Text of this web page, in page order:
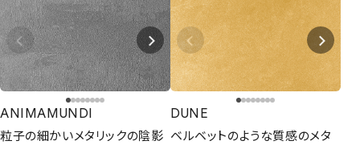
ANIMAMUNDI
粒子の細かいメタリックの陰影
DUNE
ベルベットのような質感のメタ